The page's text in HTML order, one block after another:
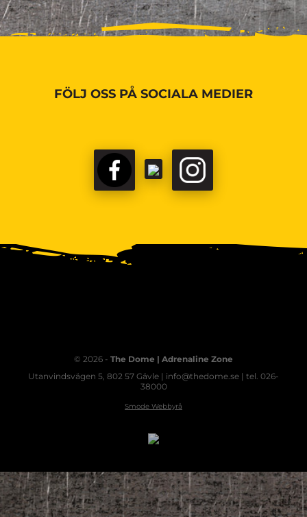
FÖLJ OSS PÅ SOCIALA MEDIER
© 2026 - The Dome | Adrenaline Zone
Utanvindsvägen 5, 802 57 Gävle | info@thedome.se | tel. 026-
38000
Smode Webbyrå